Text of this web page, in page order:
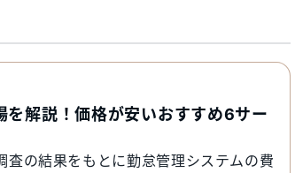
を解説！価格が安いおすすめ6サー
の結果をもとに勤怠管理システムの費